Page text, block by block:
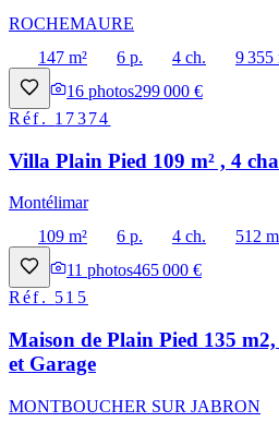
ROCHEMAURE
147 m²
6 p. 4 ch.
9 355
16 photos299 000 €
Réf. 17374
Villa Plain Pied 109 m² , 4
Montélimar
109 m²
6 p. 4 ch.
512
11 photos465 000 €
Réf. 515
Maison de Plain Pied 135
et Garage
MONTBOUCHER SUR JABRON